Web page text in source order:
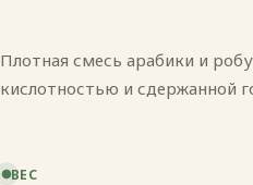
Плотная смесь арабики и
кислотностью и сдержанной
ВЕС